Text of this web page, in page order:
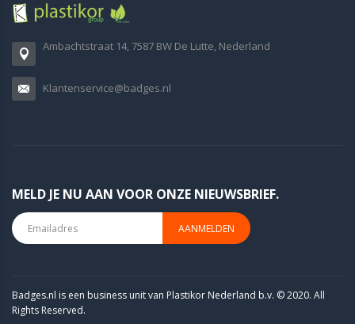
Ambachtstraat 14, 7587 BW De Lutte, Nederland
Klantenservice@badges.nl
MELD JE NU AAN VOOR ONZE NIEUWSBRIEF.
AANMELDEN
Badges.nl is een business unit van Plastikor Nederland b.v. © 2020. All
Rights Reserved.